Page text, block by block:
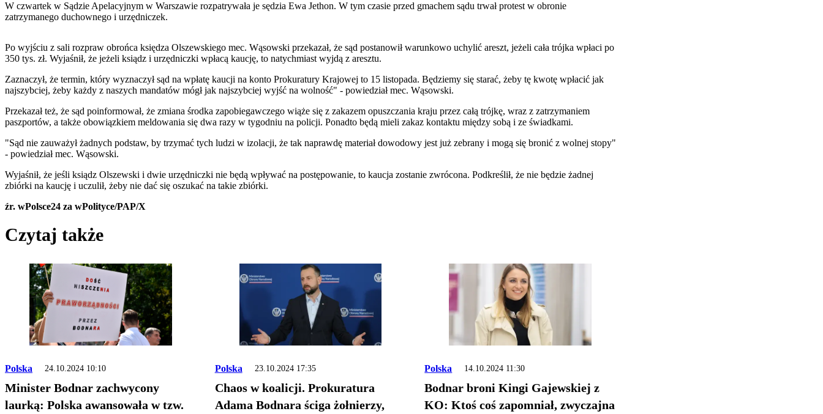
W czwartek w Sądzie Apelacyjnym w Warszawie rozpatrywała je sędzia Ewa Jethon. W tym czasie przed gmachem sądu trwał protest w obronie
zatrzymanego duchownego i urzędniczek.
Po wyjściu z sali rozpraw obrońca księdza Olszewskiego mec. Wąsowski przekazał, że sąd postanowił warunkowo uchylić areszt, jeżeli cała trójka wpłaci po
350 tys. zł. Wyjaśnił, że jeżeli ksiądz i urzędniczki wpłacą kaucję, to natychmiast wyjdą z aresztu.
Zaznaczył, że termin, który wyznaczył sąd na wpłatę kaucji na konto Prokuratury Krajowej to 15 listopada. Będziemy się starać, żeby tę kwotę wpłacić jak
najszybciej, żeby każdy z naszych mandatów mógł jak najszybciej wyjść na wolność" - powiedział mec. Wąsowski.
Przekazał też, że sąd poinformował, że zmiana środka zapobiegawczego wiąże się z zakazem opuszczania kraju przez całą trójkę, wraz z zatrzymaniem
paszportów, a także obowiązkiem meldowania się dwa razy w tygodniu na policji. Ponadto będą mieli zakaz kontaktu między sobą i ze świadkami.
"Sąd nie zauważył żadnych podstaw, by trzymać tych ludzi w izolacji, że tak naprawdę materiał dowodowy jest już zebrany i mogą się bronić z wolnej stopy"
- powiedział mec. Wąsowski.
Wyjaśnił, że jeśli ksiądz Olszewski i dwie urzędniczki nie będą wpływać na postępowanie, to kaucja zostanie zwrócona. Podkreślił, że nie będzie żadnej
zbiórki na kaucję i uczulił, żeby nie dać się oszukać na takie zbiórki.
źr. wPolsce24 za wPolityce/PAP/X
Czytaj także
Polska 24.10.2024 10:10
Minister Bodnar zachwycony
laurką: Polska awansowała w tzw.
Polska 23.10.2024 17:35
Chaos w koalicji. Prokuratura
Adama Bodnara ściga żołnierzy,
Polska 14.10.2024 11:30
Bodnar broni Kingi Gajewskiej z
KO: Ktoś coś zapomniał, zwyczajna